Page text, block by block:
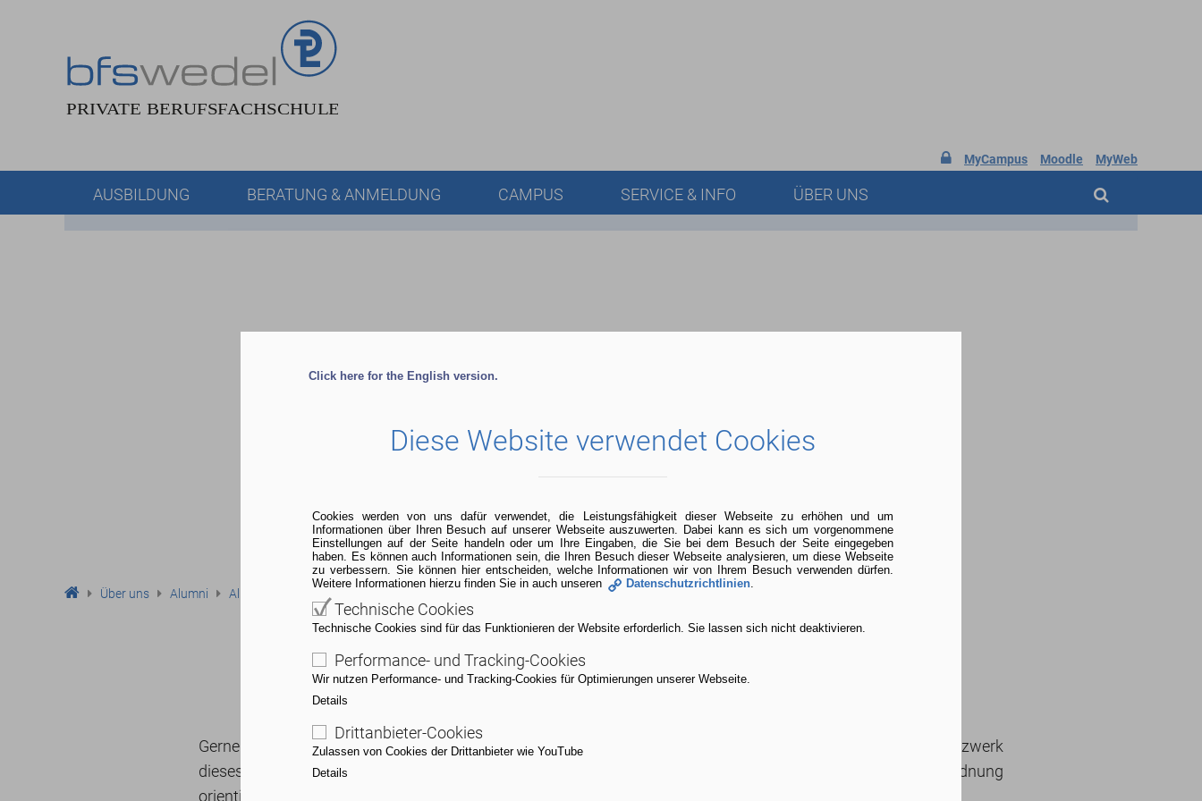
 MyCampus Moodle MyWeb
AUSBILDUNG BERATUNG & ANMELDUNG CAMPUS SERVICE & INFO ÜBER UNS
Über uns Alumni Alumni-Netzwerk
Anmeldung zum Alumni-Netzwerk
Gerne möchten wir mit Ihnen in Kontakt bleiben und bitten Sie daher, für die Anmeldung zum Alumni-Netzwerk
dieses Formular zu nutzen, welches sich an den Vorgaben der europäischen Datenschutz-Grundverordnung
orientiert.
Click here for the English version.
Diese Website verwendet Cookies
Cookies werden von uns dafür verwendet, die Leistungsfähigkeit dieser Webseite zu erhöhen und um
Informationen über Ihren Besuch auf unserer Webseite auszuwerten. Dabei kann es sich um vorgenommene
Einstellungen auf der Seite handeln oder um Ihre Eingaben, die Sie bei dem Besuch der Seite eingegeben
haben. Es können auch Informationen sein, die Ihren Besuch dieser Webseite analysieren, um diese Webseite
zu verbessern. Sie können hier entscheiden, welche Informationen wir von Ihrem Besuch verwenden dürfen.
Weitere Informationen hierzu finden Sie in auch unseren
Datenschutzrichtlinien.
Technische Cookies
Technische Cookies sind für das Funktionieren der Website erforderlich. Sie lassen sich nicht deaktivieren.
Performance- und Tracking-Cookies
Wir nutzen Performance- und Tracking-Cookies für Optimierungen unserer Webseite.
Details
Drittanbieter-Cookies
Zulassen von Cookies der Drittanbieter wie YouTube
Details